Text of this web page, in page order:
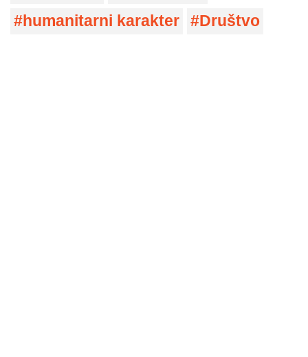
humanitarni karakter
Društvo